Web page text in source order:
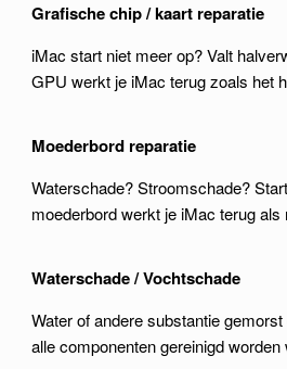
Grafische chip / kaart reparatie
iMac start niet meer op? Valt
GPU werkt je iMac terug zoals het
Moederbord reparatie
Waterschade? Stroomschade?
moederbord werkt je iMac terug als
Waterschade / Vochtschade
Water of andere substantie
alle componenten gereinigd